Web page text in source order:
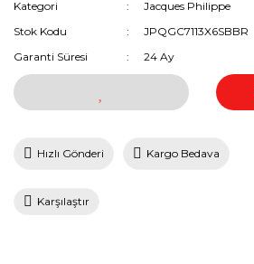
Kategori
Jacques Philippe
Stok Kodu
JPQGC7113X6SBBR
Garanti Süresi
24 Ay
Hızlı Gönderi Kargo Bedava
Karşılaştır